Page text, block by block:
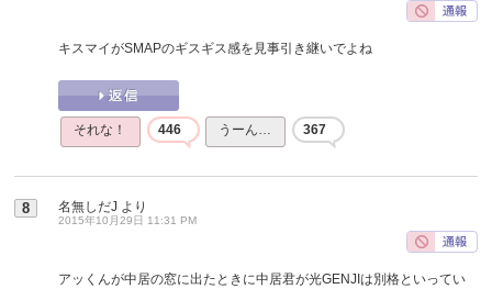
キスマイがSMAPのギスギス感を見事引き継いでよね
それな！ 446 うーん… 367
8 名無しだJ より
2015年10月29日 11:31 PM
アッくんが中居の窓に出たときに中居君が光GENJIは別格といってい